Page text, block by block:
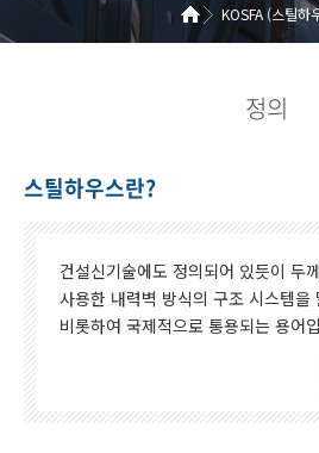
KOSFA (스틸하
정의
스틸하우스란?
건설신기술에도 정의되어 있듯이
사용한 내력벽 방식의 구조 시스템을
비롯하여 국제적으로 통용되는 용어